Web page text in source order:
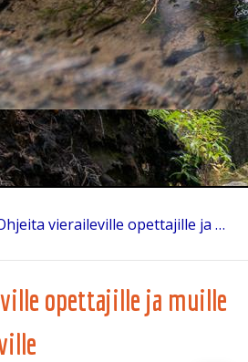
Ohjeita vieraileville opettajille ja muille laitteita käyttäville
opettajille ja muille